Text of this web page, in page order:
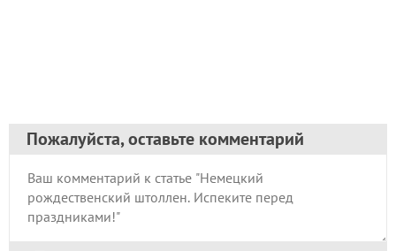
Пожалуйста, оставьте комментарий